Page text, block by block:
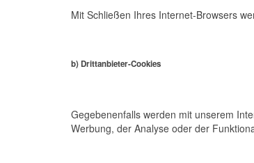
Mit Schließen Ihres Internet-Browsers
b) Drittanbieter-Cookies
Gegebenenfalls werden mit unserem
Werbung, der Analyse oder der